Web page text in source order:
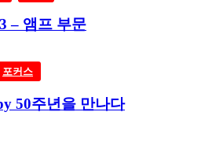
– 앰프 부문
포커스
50주년을 만나다